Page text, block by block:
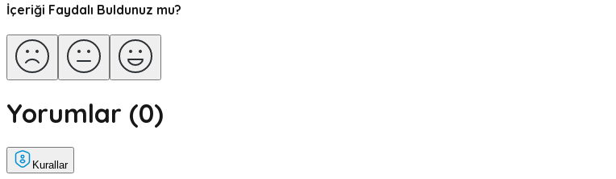
İçeriği Faydalı Buldunuz mu?
Yorumlar (0)
Kurallar